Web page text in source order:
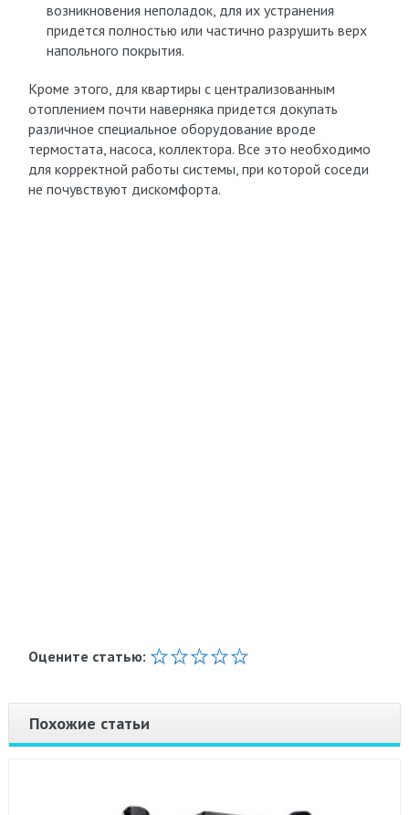
возникновения неполадок, для их устранения
придется полностью или частично разрушить верх
напольного покрытия.
Кроме этого, для квартиры с централизованным
отоплением почти наверняка придется докупать
различное специальное оборудование вроде
термостата, насоса, коллектора. Все это необходимо
для корректной работы системы, при которой соседи
не почувствуют дискомфорта.
Оцените статью:
Похожие статьи